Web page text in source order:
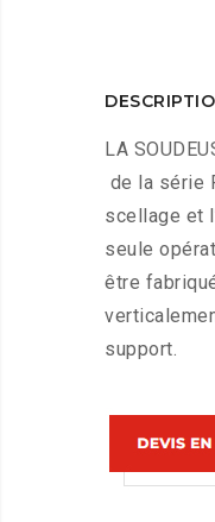
LA
de la série
scellage et
seule
être
support.